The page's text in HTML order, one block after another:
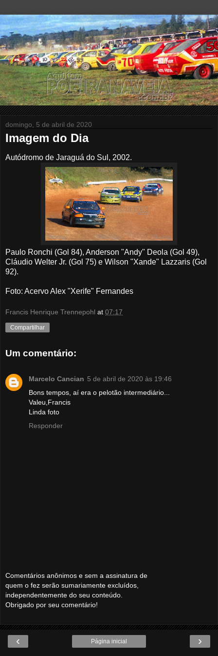
domingo, 5 de abril de 2020
Imagem do Dia
Autódromo de Jaraguá do Sul, 2002.
Paulo Ronchi (Gol 84), Anderson "Andy" Deola (Gol 49),
Cláudio Welter Jr. (Gol 75) e Wilson "Xande" Lazzaris (Gol
92).
Foto: Acervo Alex "Xerife" Fernandes
Francis Henrique Trennepohl at 07:17
Compartilhar
Um comentário:
Marcelo Cancian 5 de abril de 2020 às 19:46
Bons tempos, aí era o pelotão intermediário...
Valeu,Francis
Linda foto
Responder
Comentários anônimos e sem a assinatura de
quem o fez serão sumariamente excluídos,
independentemente do seu conteúdo.
Obrigado por seu comentário!
‹ ›
Página inicial